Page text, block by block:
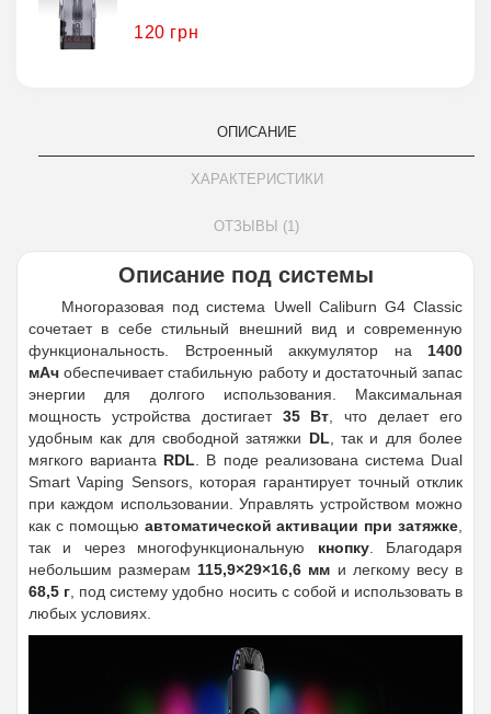
120 грн
ОПИСАНИЕ
ХАРАКТЕРИСТИКИ
ОТЗЫВЫ (1)
Описание под системы
Многоразовая под система Uwell Caliburn G4 Classic
сочетает в себе стильный внешний вид и современную
функциональность. Встроенный аккумулятор на 1400
мАч обеспечивает стабильную работу и достаточный запас
энергии для долгого использования. Максимальная
мощность устройства достигает 35 Вт , что делает его
удобным как для свободной затяжки DL , так и для более
мягкого варианта RDL . В поде реализована система Dual
Smart Vaping Sensors, которая гарантирует точный отклик
при каждом использовании. Управлять устройством можно
как с помощью автоматической активации при затяжке
так и через многофункциональную кнопку. Благодаря
небольшим размерам 115,9×29×16,6 мм и легкому весу в
68,5 г , под систему удобно носить с собой и использовать в
любых условиях.